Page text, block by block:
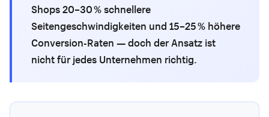
Shops 20–30 % schnellere
Seitengeschwindigkeiten und 15–25 % höhere
Conversion-Raten — doch der Ansatz ist
nicht für jedes Unternehmen richtig.